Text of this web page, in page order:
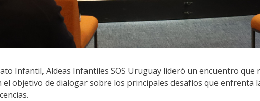
Infantil, Aldeas Infantiles SOS Uruguay lideró un encuentro
objetivo de dialogar sobre los principales desafíos que enfrenta